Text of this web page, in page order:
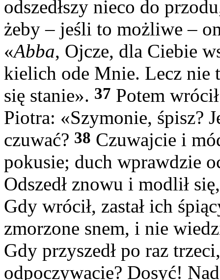
odszedłszy nieco do
żeby – jeśli to możliwe –
«Abba, Ojcze, dla Ciebie
kielich ode Mnie. Lecz nie
się stanie». 37 Potem
Piotra: «Szymonie, śpisz?
czuwać? 38 Czuwajcie i
pokusie; duch wprawdzie
Odszedł znowu i modlił
Gdy wrócił, zastał ich
zmorzone snem, i nie
Gdy przyszedł po raz
odpoczywacie? Dosyć!